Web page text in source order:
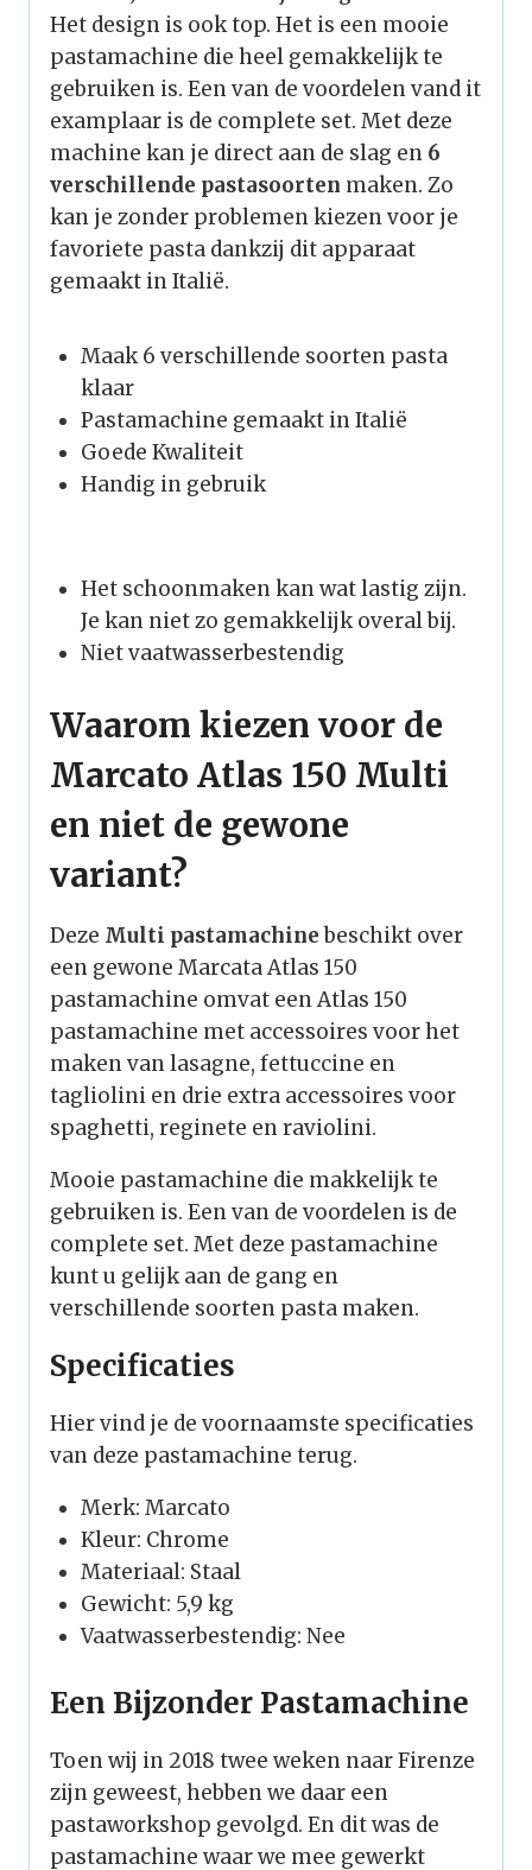
Het design is ook top. Het is een mooie
pastamachine die heel gemakkelijk te
gebruiken is. Een van de voordelen vand it
examplaar is de complete set. Met deze
machine kan je direct aan de slag en 6
verschillende pastasoorten maken. Zo
kan je zonder problemen kiezen voor je
favoriete pasta dankzij dit apparaat
gemaakt in Italië.
Maak 6 verschillende soorten pasta
klaar
Pastamachine gemaakt in Italië
Goede Kwaliteit
Handig in gebruik
Het schoonmaken kan wat lastig zijn.
Je kan niet zo gemakkelijk overal bij.
Niet vaatwasserbestendig
Waarom kiezen voor de
Marcato Atlas 150 Multi
en niet de gewone
variant?
Deze Multi pastamachinebeschikt over
een gewone Marcata Atlas 150
pastamachine omvat een Atlas 150
pastamachine met accessoires voor het
maken van lasagne, fettuccine en
tagliolini en drie extra accessoires voor
spaghetti, reginete en raviolini.
Mooie pastamachine die makkelijk te
gebruiken is. Een van de voordelen is de
complete set. Met deze pastamachine
kunt u gelijk aan de gang en
verschillende soorten pasta maken.
Specificaties
Hier vind je de voornaamste specificaties
van deze pastamachine terug.
Merk: Marcato
Kleur: Chrome
Materiaal: Staal
Gewicht: 5,9 kg
Vaatwasserbestendig: Nee
Een Bijzonder Pastamachine
Toen wij in 2018 twee weken naar Firenze
zijn geweest, hebben we daar een
pastaworkshop gevolgd. En dit was de
pastamachine waar we mee gewerkt